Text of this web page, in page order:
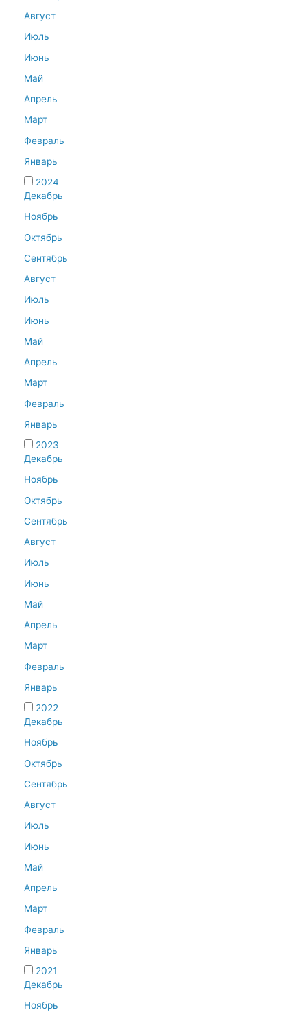
Август
Июль
Июнь
Май
Апрель
Март
Февраль
Январь
2024
Декабрь
Ноябрь
Октябрь
Сентябрь
Август
Июль
Июнь
Май
Апрель
Март
Февраль
Январь
2023
Декабрь
Ноябрь
Октябрь
Сентябрь
Август
Июль
Июнь
Май
Апрель
Март
Февраль
Январь
2022
Декабрь
Ноябрь
Октябрь
Сентябрь
Август
Июль
Июнь
Май
Апрель
Март
Февраль
Январь
2021
Декабрь
Ноябрь